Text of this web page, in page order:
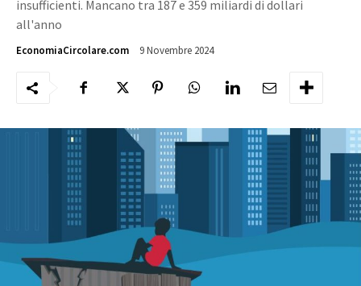
insufficienti. Mancano tra 187 e 359 miliardi di dollari
all'anno
EconomiaCircolare.com 9 Novembre 2024